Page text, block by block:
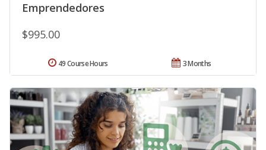
Emprendedores
$995.00
3 Months
49 Course Hours